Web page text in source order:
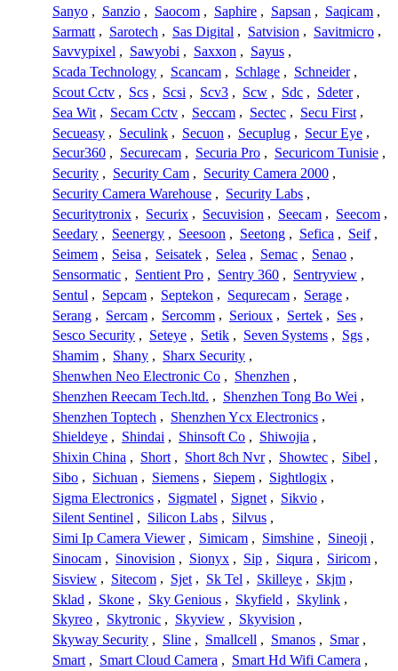
Sanyo , Sanzio , Saocom , Saphire , Sapsan , Saqicam ,
Sarmatt , Sarotech , Sas Digital , Satvision , Savitmicro ,
Savvypixel , Sawyobi , Saxxon , Sayus ,
Scada Technology , Scancam , Schlage , Schneider ,
Scout Cctv , Scs , Scsi , Scv3 , Scw , Sdc , Sdeter ,
Sea Wit , Secam Cctv , Seccam , Sectec , Secu First ,
Secueasy , Seculink , Secuon , Secuplug , Secur Eye ,
Secur360 , Securecam , Securia Pro , Securicom Tunisie ,
Security , Security Cam , Security Camera 2000 ,
Security Camera Warehouse , Security Labs ,
Securitytronix , Securix , Secuvision , Seecam , Seecom ,
Seedary , Seenergy , Seesoon , Seetong , Sefica , Seif ,
Seimem , Seisa , Seisatek , Selea , Semac , Senao ,
Sensormatic , Sentient Pro , Sentry 360 , Sentryview ,
Sentul , Sepcam , Septekon , Sequrecam , Serage ,
Serang , Sercam , Sercomm , Serioux , Sertek , Ses ,
Sesco Security , Seteye , Setik , Seven Systems , Sgs ,
Shamim , Shany , Sharx Security ,
Shenwhen Neo Electronic Co , Shenzhen ,
Shenzhen Reecam Tech.ltd. , Shenzhen Tong Bo Wei ,
Shenzhen Toptech , Shenzhen Ycx Electronics ,
Shieldeye , Shindai , Shinsoft Co , Shiwojia ,
Shixin China , Short , Short 8ch Nvr , Showtec , Sibel ,
Sibo , Sichuan , Siemens , Siepem , Sightlogix ,
Sigma Electronics , Sigmatel , Signet , Sikvio ,
Silent Sentinel , Silicon Labs , Silvus ,
Simi Ip Camera Viewer , Simicam , Simshine , Sineoji ,
Sinocam , Sinovision , Sionyx , Sip , Siqura , Siricom ,
Sisview , Sitecom , Sjet , Sk Tel , Skilleye , Skjm ,
Sklad , Skone , Sky Genious , Skyfield , Skylink ,
Skyreo , Skytronic , Skyview , Skyvision ,
Skyway Security , Sline , Smallcell , Smanos , Smar ,
Smart , Smart Cloud Camera , Smart Hd Wifi Camera ,